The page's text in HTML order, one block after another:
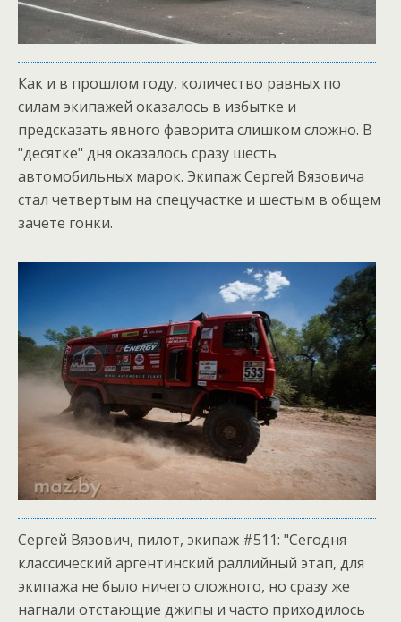
Как и в прошлом году, количество равных по
силам экипажей оказалось в избытке и
предсказать явного фаворита слишком сложно. В
"десятке" дня оказалось сразу шесть
автомобильных марок. Экипаж Сергей Вязовича
стал четвертым на спецучастке и шестым в общем
зачете гонки.
Сергей Вязович, пилот, экипаж #511: "Сегодня
классический аргентинский раллийный этап, для
экипажа не было ничего сложного, но сразу же
нагнали отстающие джипы и часто приходилось